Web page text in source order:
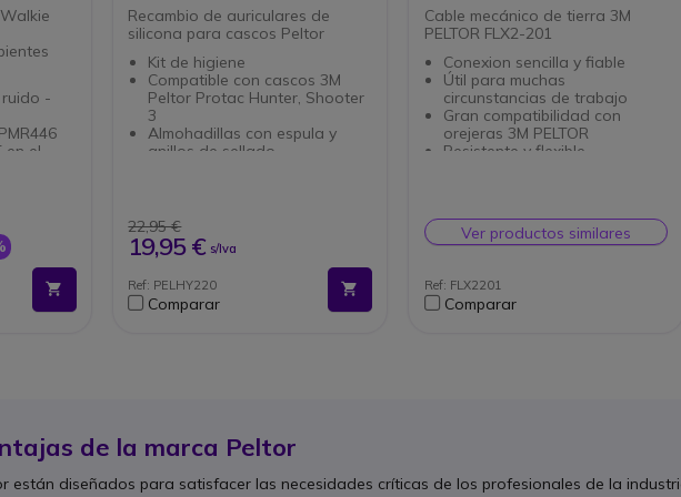
-
en el
voz
HY220
Recambio de auriculares de
silicona para cascos Peltor
Kit de higiene
Compatible con cascos 3M
Peltor Protac Hunter, Shooter
3
Almohadillas con espula y
anillos de sellado
22,95 €
19,95 € s/Iva
Ref: PELHY220
Comparar
Cable mecánico de tierra 3M
PELTOR FLX2-201
Conexion sencilla y fiable
Útil para muchas
circunstancias de trabajo
Gran compatibilidad con
orejeras 3M PELTOR
Resistente y flexible
Ver productos similares
Ref: FLX2201
Comparar
de la marca Peltor
están diseñados para satisfacer las necesidades críticas de los profesionales de la